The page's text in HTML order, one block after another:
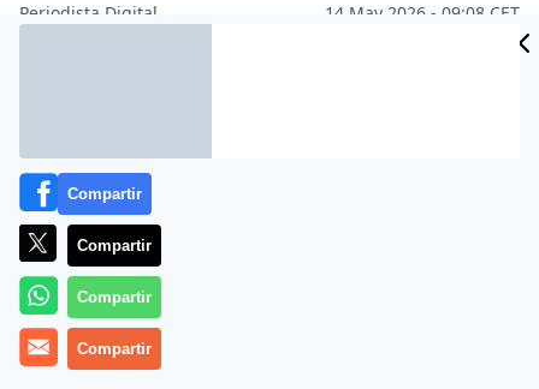
Periodista Digital
14 May 2026 - 09:08 CET
Compartir
Compartir
Compartir
Compartir